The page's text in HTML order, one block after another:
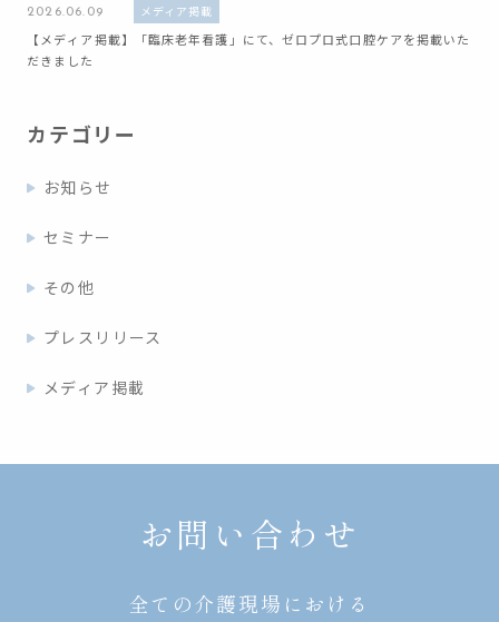
2026.06.09 メディア掲載
【メディア掲載】「臨床老年看護」にて、ゼロプロ式口腔ケアを掲載いた
だきました
カテゴリー
お知らせ
セミナー
その他
プレスリリース
メディア掲載
お問い合わせ
全ての介護現場における